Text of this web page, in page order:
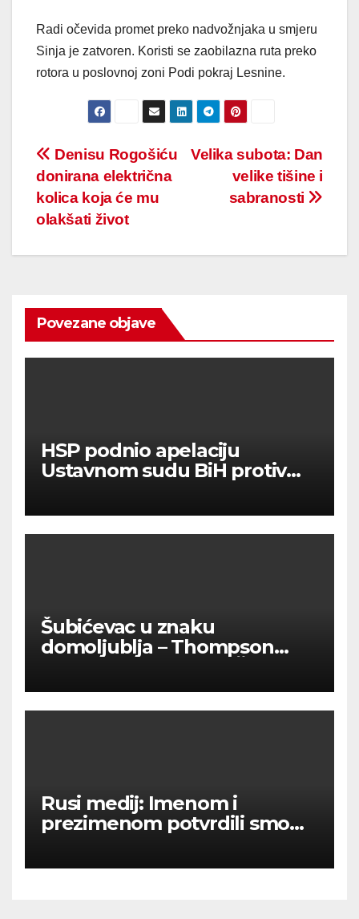
Radi očevida promet preko nadvožnjaka u smjeru
Sinja je zatvoren. Koristi se zaobilazna ruta preko
rotora u poslovnoj zoni Podi pokraj Lesnine.
Post
navigation
Velika subota: Dan
velike tišine i
sabranosti
Denisu Rogošiću
donirana električna
kolica koja će mu
olakšati život
Povezane objave
HSP podnio apelaciju
Ustavnom sudu BiH protiv
Kovačevića
Šubićevac u znaku
domoljublja – Thompson
Rusi medij: Imenom i
prezimenom potvrdili smo
Ukraini.